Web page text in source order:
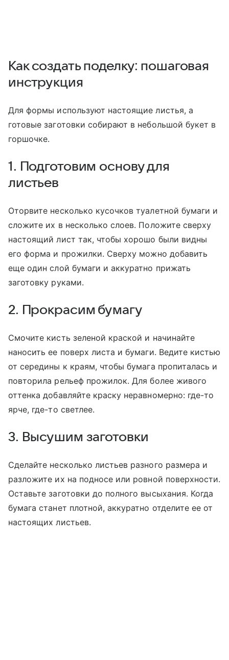
Как создать поделку: пошаговая
инструкция
Для формы используют настоящие листья, а
готовые заготовки собирают в небольшой букет в
горшочке.
1. Подготовим основу для
листьев
Оторвите несколько кусочков туалетной бумаги и
сложите их в несколько слоев. Положите сверху
настоящий лист так, чтобы хорошо были видны
его форма и прожилки. Сверху можно добавить
еще один слой бумаги и аккуратно прижать
заготовку руками.
2. Прокрасим бумагу
Смочите кисть зеленой краской и начинайте
наносить ее поверх листа и бумаги. Ведите кистью
от середины к краям, чтобы бумага пропиталась и
повторила рельеф прожилок. Для более живого
оттенка добавляйте краску неравномерно: где-то
ярче, где-то светлее.
3. Высушим заготовки
Сделайте несколько листьев разного размера и
разложите их на подносе или ровной поверхности.
Оставьте заготовки до полного высыхания. Когда
бумага станет плотной, аккуратно отделите ее от
настоящих листьев.